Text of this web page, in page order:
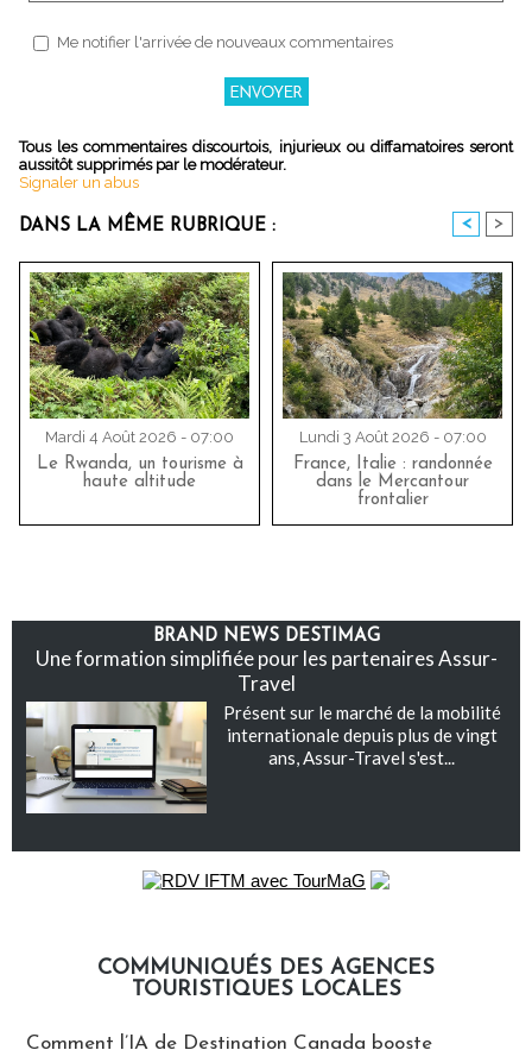
Me notifier l'arrivée de nouveaux commentaires
Tous les commentaires discourtois, injurieux ou diffamatoires seront
aussitôt supprimés par le modérateur.
Signaler un abus
DANS LA MÊME RUBRIQUE : < >
Mardi 4 Août 2026 - 07:00
Le Rwanda, un tourisme à
haute altitude
Lundi 3 Août 2026 - 07:00
France, Italie : randonnée
dans le Mercantour
frontalier
BRAND NEWS DESTIMAG
Une formation simplifiée pour les partenaires Assur-
Travel
Présent sur le marché de la mobilité
internationale depuis plus de vingt
ans, Assur-Travel s'est...
COMMUNIQUÉS DES AGENCES
TOURISTIQUES LOCALES
Comment l’IA de Destination Canada booste